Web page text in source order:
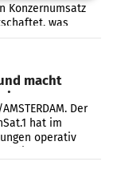
Konzernumsatz
was
gegenüber dem
macht
Der
hat im
operativ